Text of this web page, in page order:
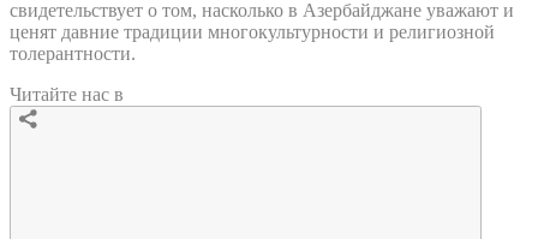
свидетельствует о том, насколько в Азербайджане уважают и
ценят давние традиции многокультурности и религиозной
толерантности.
Читайте нас в